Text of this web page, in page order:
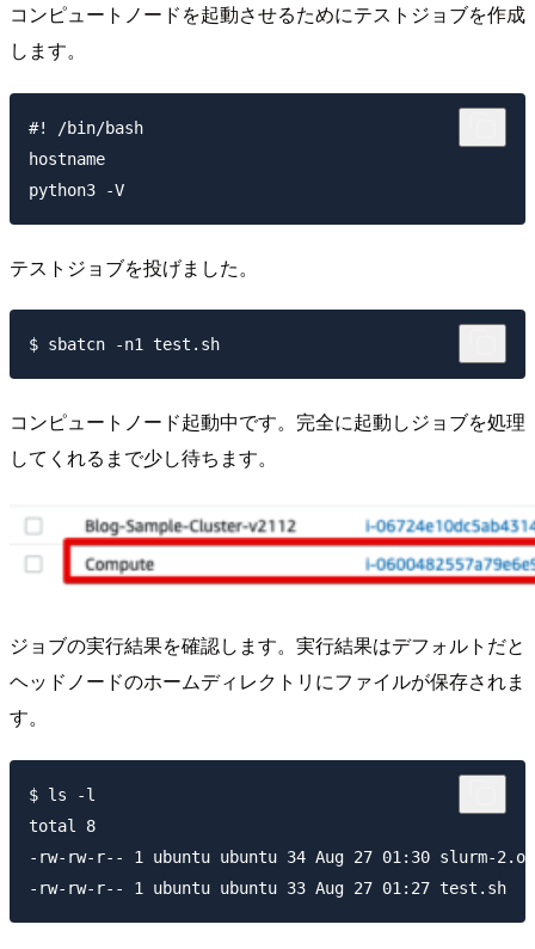
コンピュートノードを起動させるためにテストジョブを作成
します。
#! /bin/bash
hostname
テストジョブを投げました。
コンピュートノード起動中です。完全に起動しジョブを処理
してくれるまで少し待ちます。
ジョブの実行結果を確認します。実行結果はデフォルトだと
ヘッドノードのホームディレクトリにファイルが保存されま
す。
$ ls -l
total 8
-rw-rw-r-- 1 ubuntu ubuntu 34 Aug 27 01:30 slurm-